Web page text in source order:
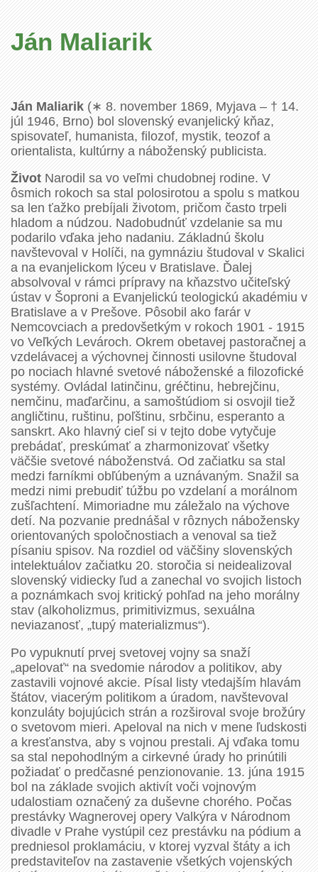
Ján Maliarik
Ján Maliarik(∗ 8. november 1869, Myjava – † 14.
júl 1946, Brno) bol slovenský evanjelický kňaz,
spisovateľ, humanista, filozof, mystik, teozof a
orientalista, kultúrny a náboženský publicista.
ŽivotNarodil sa vo veľmi chudobnej rodine. V
ôsmich rokoch sa stal polosirotou a spolu s matkou
sa len ťažko prebíjali životom, pričom často trpeli
hladom a núdzou. Nadobudnúť vzdelanie sa mu
podarilo vďaka jeho nadaniu. Základnú školu
navštevoval v Holíči, na gymnáziu študoval v Skalici
a na evanjelickom lýceu v Bratislave. Ďalej
absolvoval v rámci prípravy na kňazstvo učiteľský
ústav v Šoproni a Evanjelickú teologickú akadémiu v
Bratislave a v Prešove. Pôsobil ako farár v
Nemcovciach a predovšetkým v rokoch 1901 - 1915
vo Veľkých Levároch. Okrem obetavej pastoračnej a
vzdelávacej a výchovnej činnosti usilovne študoval
po nociach hlavné svetové náboženské a filozofické
systémy. Ovládal latinčinu, gréčtinu, hebrejčinu,
nemčinu, maďarčinu, a samoštúdiom si osvojil tiež
angličtinu, ruštinu, poľštinu, srbčinu, esperanto a
sanskrt. Ako hlavný cieľ si v tejto dobe vytyčuje
prebádať, preskúmať a zharmonizovať všetky
väčšie svetové náboženstvá. Od začiatku sa stal
medzi farníkmi obľúbeným a uznávaným. Snažil sa
medzi nimi prebudiť túžbu po vzdelaní a morálnom
zušľachtení. Mimoriadne mu záležalo na výchove
detí. Na pozvanie prednášal v rôznych nábožensky
orientovaných spoločnostiach a venoval sa tiež
písaniu spisov. Na rozdiel od väčšiny slovenských
intelektuálov začiatku 20. storočia si neidealizoval
slovenský vidiecky ľud a zanechal vo svojich listoch
a poznámkach svoj kritický pohľad na jeho morálny
stav (alkoholizmus, primitivizmus, sexuálna
neviazanosť, „tupý materializmus“).
Po vypuknutí prvej svetovej vojny sa snaží
„apelovať“ na svedomie národov a politikov, aby
zastavili vojnové akcie. Písal listy vtedajším hlavám
štátov, viacerým politikom a úradom, navštevoval
konzuláty bojujúcich strán a rozširoval svoje brožúry
o svetovom mieri. Apeloval na nich v mene ľudskosti
a kresťanstva, aby s vojnou prestali. Aj vďaka tomu
sa stal nepohodlným a cirkevné úrady ho prinútili
požiadať o predčasné penzionovanie. 13. júna 1915
bol na základe svojich aktivít voči vojnovým
udalostiam označený za duševne chorého. Počas
prestávky Wagnerovej opery Valkýra v Národnom
divadle v Prahe vystúpil cez prestávku na pódium a
predniesol proklamáciu, v ktorej vyzval štáty a ich
predstaviteľov na zastavenie všetkých vojenských